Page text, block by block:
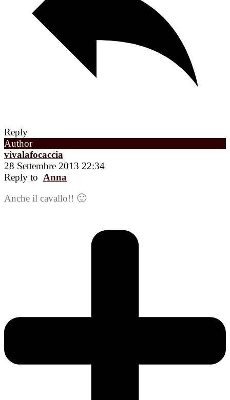
Reply
Author
vivalafocaccia
28 Settembre 2013 22:34
Reply to Anna
Anche il cavallo!! 🙂